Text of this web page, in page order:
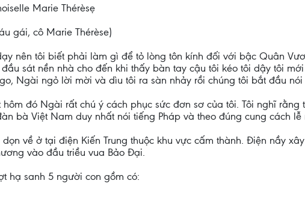
Marie Thérèsẹ
gái, cô Marie Thérèse)
nên tôi biết phải làm gì để tỏ lòng tôn kính đối với bậc Quân
sát nền nhà cho đến khi thấy bàn tay cậu tôi kéo tôi dậy tôi
Ngài ngỏ lời mời và dìu tôi ra sàn nhảy rồi chúng tôi bắt đầu nói
đó Ngài rất chú ý cách phục sức đơn sơ của tôi. Tôi nghĩ rằng
bà Việt Nam duy nhất nói tiếng Pháp và theo đúng cung cách
về ở tại điện Kiến Trung thuộc khu vực cấm thành. Điện nầy
vào đầu triều vua Bảo Đại.
hạ sanh 5 người con gồm có: